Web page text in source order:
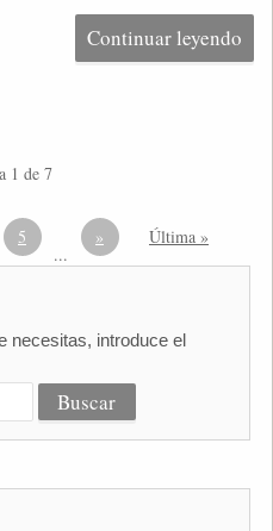
Continuar leyendo
1 de 7
5
...
» Última »
necesitas, introduce el